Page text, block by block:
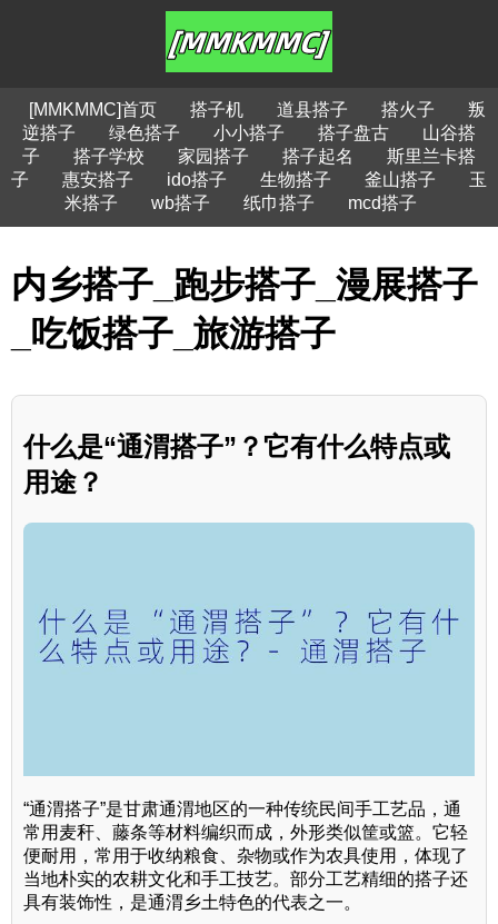
[MMKMMC]首页 搭子机 道县搭子 搭火子
叛
逆搭子
绿色搭子 小小搭子 搭子盘古
山谷搭
子
搭子学校 家园搭子 搭子起名
斯里兰卡搭
子
惠安搭子 ido搭子 生物搭子 釜山搭子
玉
米搭子
wb搭子 纸巾搭子 mcd搭子
内乡搭子_跑步搭子_漫展搭子
_吃饭搭子_旅游搭子
什么是“通渭搭子”？它有什么特点或
用途？
“通渭搭子”是甘肃通渭地区的一种传统民间手工艺品，通
常用麦秆、藤条等材料编织而成，外形类似筐或篮。它轻
便耐用，常用于收纳粮食、杂物或作为农具使用，体现了
当地朴实的农耕文化和手工技艺。部分工艺精细的搭子还
具有装饰性，是通渭乡土特色的代表之一。